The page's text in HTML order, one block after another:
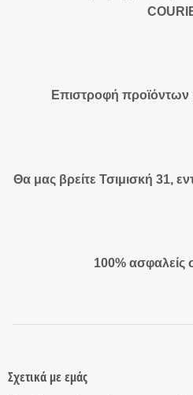
Επιστροφή προϊόντων
Θα μας βρείτε Τσιμισκή 31,
100% ασφαλείς
Σχετικά με εμάς